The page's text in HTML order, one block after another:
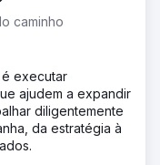
caminho
é executar
ajudem a expandir
diligentemente
da estratégia à